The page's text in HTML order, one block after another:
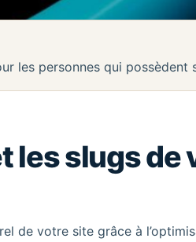
les personnes qui possèdent
les slugs de
de votre site grâce à